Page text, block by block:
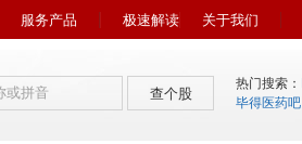
服务产品 极速解读 关于我们
查个股
热门搜索：
毕得医药吧